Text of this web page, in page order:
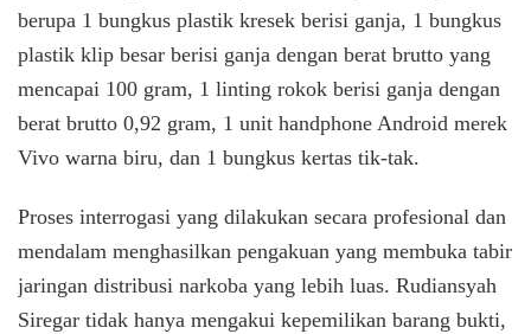
berupa 1 bungkus plastik kresek berisi ganja, 1 bungkus
plastik klip besar berisi ganja dengan berat brutto yang
mencapai 100 gram, 1 linting rokok berisi ganja dengan
berat brutto 0,92 gram, 1 unit handphone Android merek
Vivo warna biru, dan 1 bungkus kertas tik-tak.
Proses interrogasi yang dilakukan secara profesional dan
mendalam menghasilkan pengakuan yang membuka tabir
jaringan distribusi narkoba yang lebih luas. Rudiansyah
Siregar tidak hanya mengakui kepemilikan barang bukti,